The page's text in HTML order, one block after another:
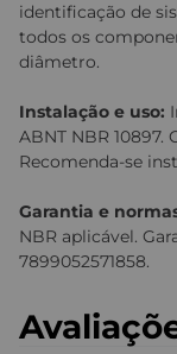
identificação de
todos os
diâmetro.
Instalação e uso:
ABNT NBR 10897.
Recomenda-se
Garantia e
NBR aplicável.
7899052571858.